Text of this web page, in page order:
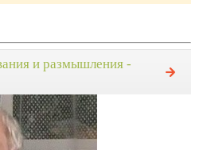
и размышления -